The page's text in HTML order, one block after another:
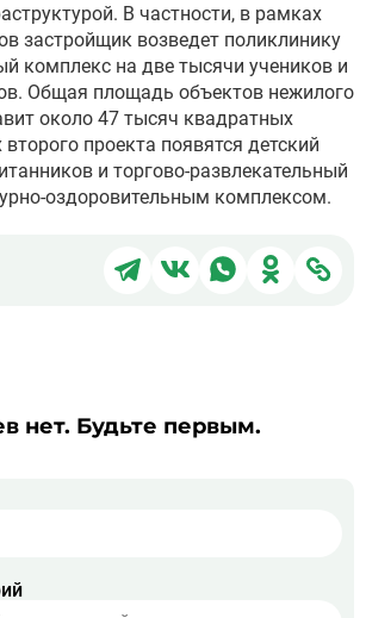
В частности, в рамках
застройщик возведет поликлинику
комплекс на две тысячи учеников и
Общая площадь объектов нежилого
около 47 тысяч квадратных
проекта появятся детский
и торгово-развлекательный
оздоровительным комплексом.
Поделиться
Поделиться
в
Поделиться
нет. Будьте первым.